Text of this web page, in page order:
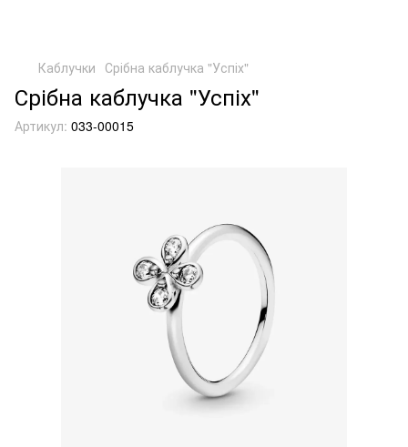
Каблучки Срібна каблучка "Успіх"
Срібна каблучка "Успіх"
Артикул: 033-00015